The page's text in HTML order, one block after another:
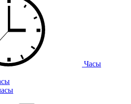
Часы